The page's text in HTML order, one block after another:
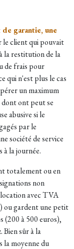
garantie, une
le client qui pouvait
la restitution de la
de frais pour
qui n'est plus le cas
un maximum
ont peut se
abusive si le
par le
société de service
à la journée.
totalement ou en
non
avec TVA
ou gardent une petit
(200 à 500 euros),
Bien sûr à la
la moyenne du